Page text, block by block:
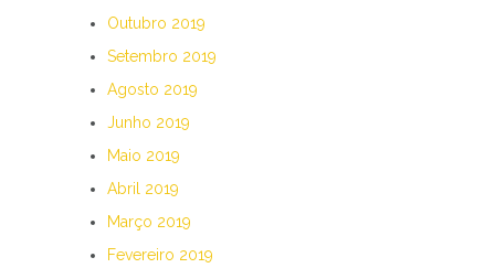
Outubro 2019
Setembro 2019
Agosto 2019
Junho 2019
Maio 2019
Abril 2019
Março 2019
Fevereiro 2019